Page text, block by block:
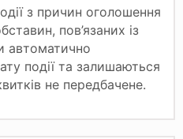
з причин оголошення
пов’язаних із
автоматично
події та залишаються
не передбачене.